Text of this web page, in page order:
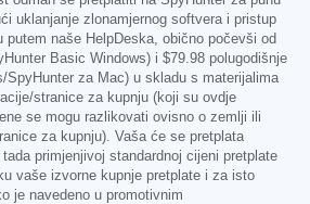
uklanjanje zlonamjernog softvera i pristup
putem naše HelpDeska, obično počevši od
Basic Windows) i $79.98 polugodišnje
SpyHunter za Mac) u skladu s materijalima
stranice za kupnju (koji su ovdje
se mogu razlikovati ovisno o zemlji ili
za kupnju). Vaša će se pretplata
tada primjenjivoj standardnoj cijeni pretplate
vaše izvorne kupnje pretplate i za isto
je navedeno u promotivnim